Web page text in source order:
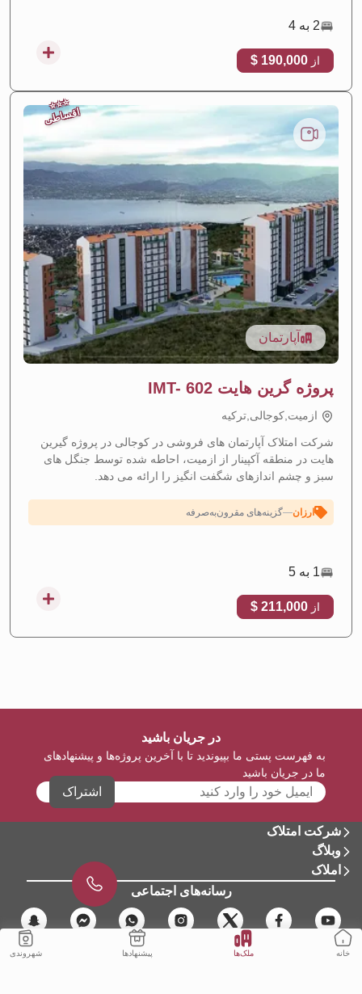
خانه ملک‌ها پیشنهادها شهروندی
2 به 4
از 190,000 $
⭐
⭐
⭐
اقساطی
آپارتمان
پروژه گرین هایت IMT- 602
ازمیت,کوجالی,تركيه
شرکت امتلاک آپارتمان های فروشی در کوجالی در پروژه گیرین
هایت در منطقه آکپینار از ازمیت، احاطه شده توسط جنگل های
سبز و چشم اندازهای شگفت انگیز را ارائه می دهد.
افزایش ارزش مورد انتظار منطقه با رشد سریع
بازده اجاره‌ای بالا—بازده قوی سرمایه‌گذاری از اجاره
نمای دریا چشم‌انداز زیبا به دریا
ارزان—گزینه‌های مقرون‌به‌صرفه
اقساطی
1 به 5
از 211,000 $
در جریان باشید
به فهرست پستی ما بپیوندید تا با آخرین پروژه‌ها و پیشنهادهای
ما در جریان باشید
اشتراک
شرکت امتلاک
وبلاگ
املاک
رسانه‌های اجتماعی